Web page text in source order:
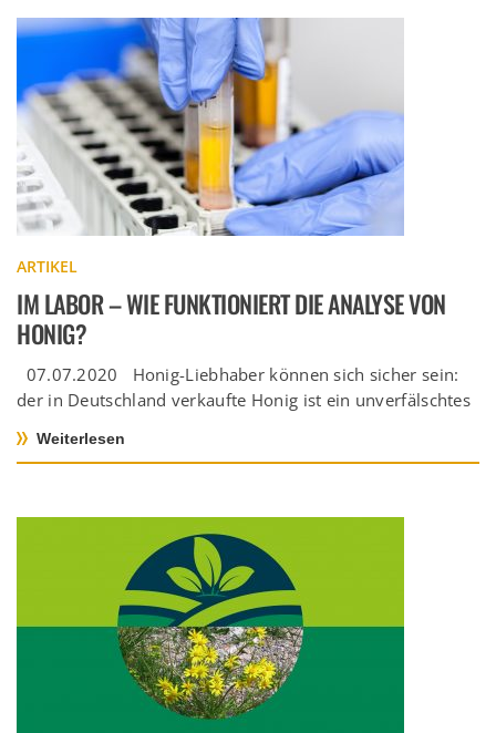
ARTIKEL
IM LABOR – WIE FUNKTIONIERT DIE ANALYSE VON
HONIG?
07.07.2020 Honig-Liebhaber können sich sicher sein:
der in Deutschland verkaufte Honig ist ein unverfälschtes
Weiterlesen